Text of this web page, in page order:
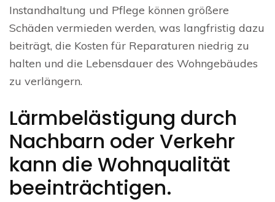
Instandhaltung und Pflege können größere
Schäden vermieden werden, was langfristig dazu
beiträgt, die Kosten für Reparaturen niedrig zu
halten und die Lebensdauer des Wohngebäudes
zu verlängern.
Lärmbelästigung durch
Nachbarn oder Verkehr
kann die Wohnqualität
beeinträchtigen.